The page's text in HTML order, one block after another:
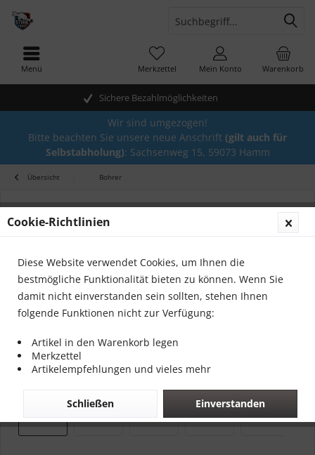
Sichere Bezahlmöglichkeiten
Warenkorb
Merkzettel Mein Konto
Menü
Wir sind umgezogen!
Bitte beachten Sie unsere neue Anschrift (gilt auch für
Selbstabholung): Sachsenweg 15, 59073 Hamm
Übersicht Bohrer
Cookie-Richtlinien
Diese Website verwendet Cookies, um Ihnen die
bestmögliche Funktionalität bieten zu können. Wenn Sie
damit nicht einverstanden sein sollten, stehen Ihnen
folgende Funktionen nicht zur Verfügung:
Artikel in den Warenkorb legen
Merkzettel
Artikelempfehlungen und vieles mehr
Einverstanden
Schließen